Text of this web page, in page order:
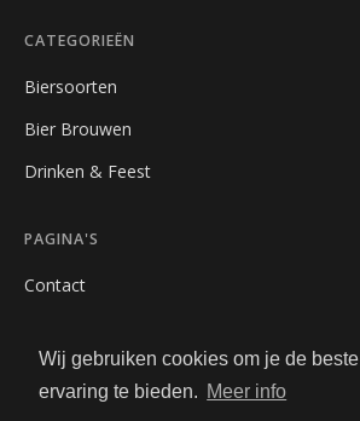
Wij gebruiken cookies om je de beste
ervaring te bieden. Meer info
CATEGORIEËN
Biersoorten
Bier Brouwen
Drinken & Feest
PAGINA'S
Contact
Algemene Voorwaarden